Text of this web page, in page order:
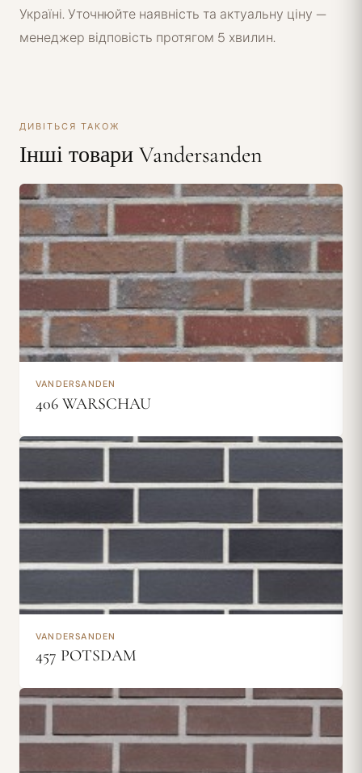
Україні. Уточнюйте наявність та актуальну ціну —
менеджер відповість протягом 5 хвилин.
ДИВІТЬСЯ ТАКОЖ
Інші товари Vandersanden
VANDERSANDEN
406 WARSCHAU
VANDERSANDEN
457 POTSDAM